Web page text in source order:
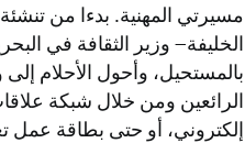
مسيرتي المهنية. بدءا من
الخليفة– وزير الثقافة في
بالمستحيل، وأحول الأحلام
الرائعين ومن خلال شبكة
إلكتروني، أو حتى بطاقة عمل